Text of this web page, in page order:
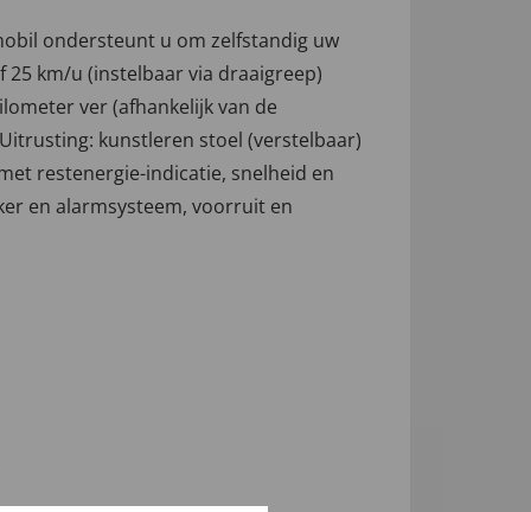
ondersteunt u om zelfstandig uw
25 km/u (instelbaar via draaigreep)
ver (afhankelijk van de
kunstleren stoel (verstelbaar)
restenergie-indicatie, snelheid en
en alarmsysteem, voorruit en